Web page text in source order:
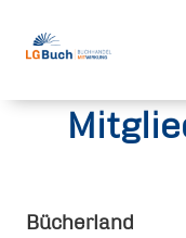
Bücherland